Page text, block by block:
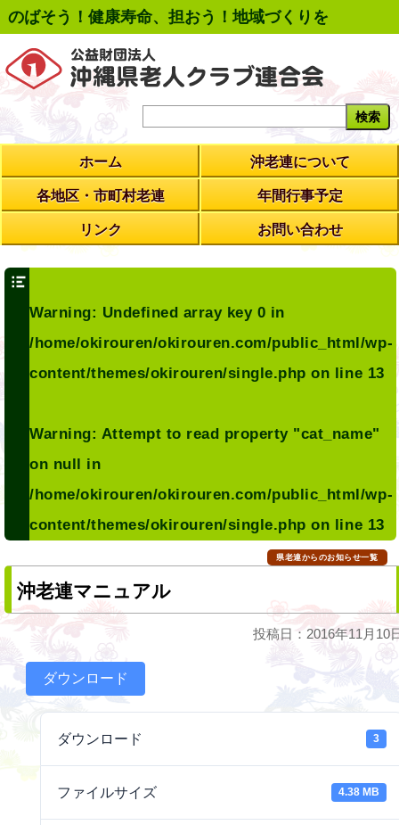
のばそう！健康寿命、担おう！地域づくりを
ホーム 沖老連について
各地区・市町村老連 年間行事予定
リンク お問い合わせ
Warning: Undefined array key 0 in
/home/okirouren/okirouren.com/public_html/wp-
content/themes/okirouren/single.php on line 13
Warning: Attempt to read property "cat_name"
on null in
/home/okirouren/okirouren.com/public_html/wp-
content/themes/okirouren/single.php on line 13
県老連からのお知らせ一覧
沖老連マニュアル
投稿日：2016年11月10
ダウンロード
ダウンロード 3
ファイルサイズ 4.38 MB